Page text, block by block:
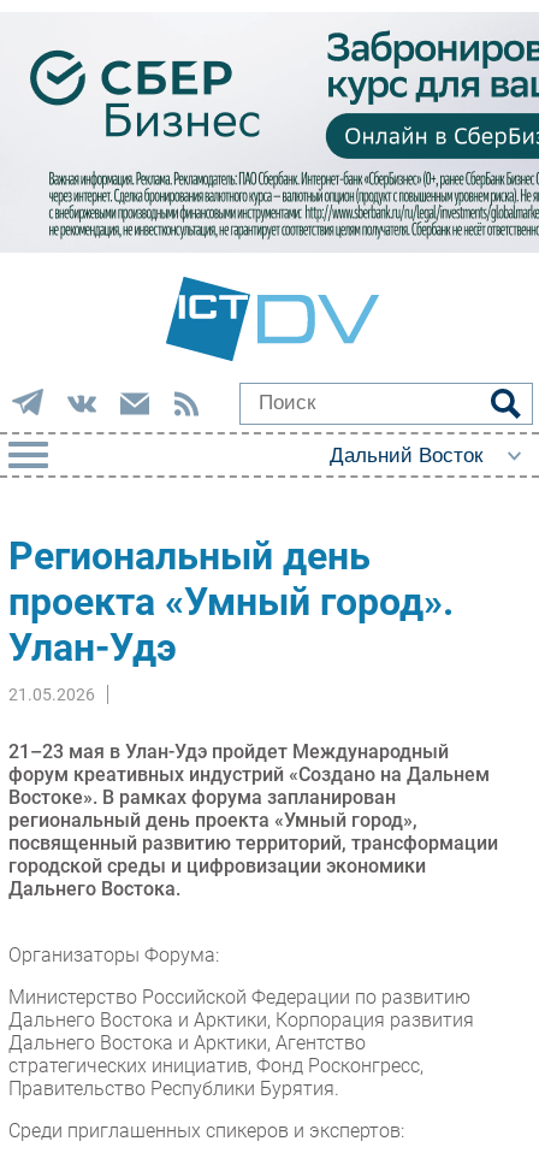
Импорто­замещение
Автоматизация Промышленности
Интернет
Мобильная связь
Фиксированная связь
Интеграция
Рынок ПК
Маркетинг
Торговые сети
Оборудование
Регулирование
Финансы
Web
Инновации
Региональный день
проекта «Умный город».
Улан-Удэ
21.05.2026
21–23 мая в Улан-Удэ пройдет Международный
форум креативных индустрий «Создано на Дальнем
Востоке». В рамках форума запланирован
региональный день проекта «Умный город»,
посвященный развитию территорий, трансформации
городской среды и цифровизации экономики
Дальнего Востока.
Организаторы Форума:
Министерство Российской Федерации по развитию
Дальнего Востока и Арктики, Корпорация развития
Дальнего Востока и Арктики, Агентство
стратегических инициатив, Фонд Росконгресс,
Правительство Республики Бурятия.
Среди приглашенных спикеров и экспертов: